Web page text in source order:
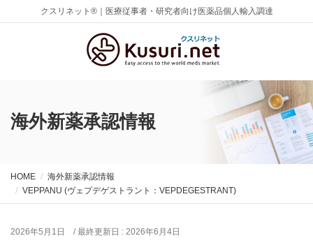
クスリネット®｜医療従事者・研究者向け医薬品個人輸入調達
海外新薬承認情報
HOME
海外新薬承認情報
VEPPANU (ヴェプデゲストラント：VEPDEGESTRANT)
2026年5月1日 / 最終更新日 : 2026年6月4日